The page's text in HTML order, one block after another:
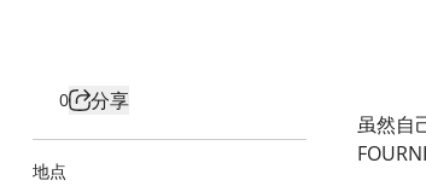
0 分享
地点
虽然自